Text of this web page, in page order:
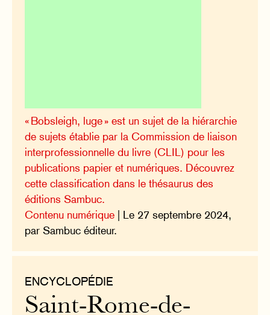
« Bobsleigh, luge » est un sujet de la hiérarchie
de sujets établie par la Commission de liaison
interprofessionnelle du livre (CLIL) pour les
publications papier et numériques. Découvrez
cette classification dans le thésaurus des
éditions Sambuc.
Contenu numérique | Le 27 septembre 2024,
par Sambuc éditeur.
ENCYCLOPÉDIE
Saint-Rome-de-